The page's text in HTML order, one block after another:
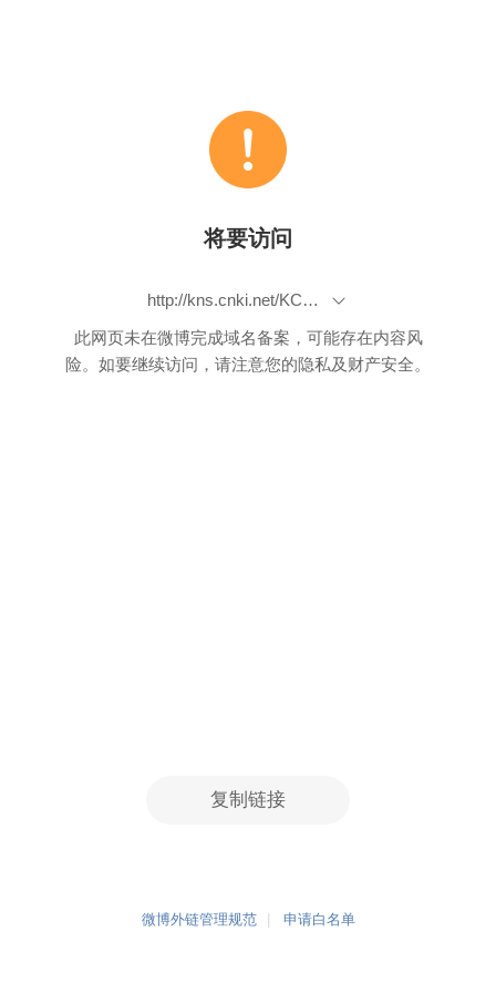
将要访问
http://kns.cnki.net/KCMS/detail/detail.aspx?dbcode=CJFQ&dbname=cjfdlast2020&filename=sysy201911021&v=MTg0NjdmWU9kdUZ5RGtWci9JRmhUNFY3RzRIOWpOcm85SF
此网页未在微博完成域名备案，可能存在内容风
险。如要继续访问，请注意您的隐私及财产安全。
复制链接
微博外链管理规范 申请白名单